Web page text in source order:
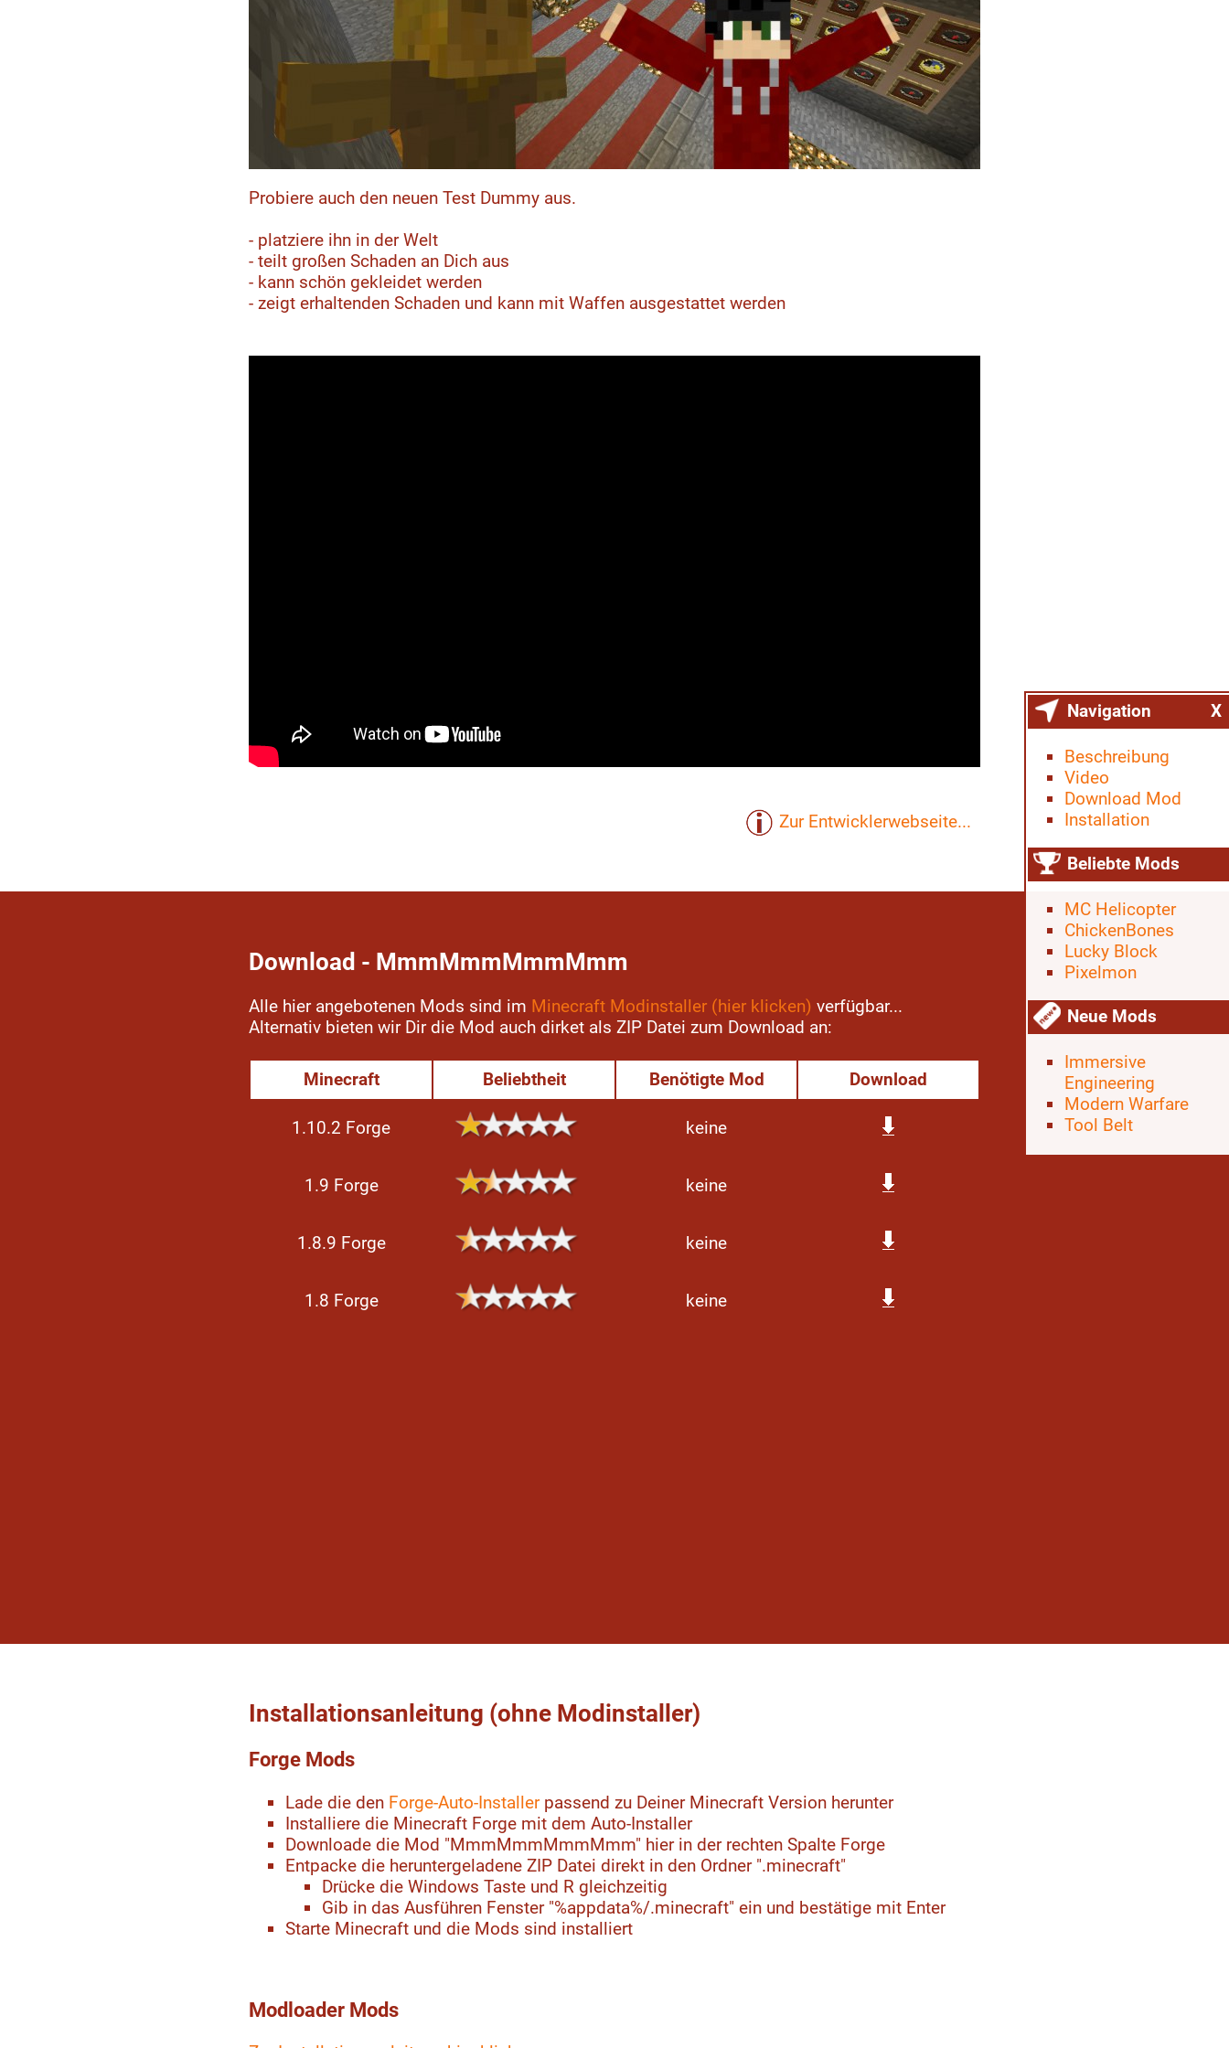
Probiere auch den neuen Test Dummy aus.
- platziere ihn in der Welt
- teilt großen Schaden an Dich aus
- kann schön gekleidet werden
- zeigt erhaltenden Schaden und kann mit Waffen ausgestattet werden
Zur Entwicklerwebseite...
Download - MmmMmmMmmMmm
Alle hier angebotenen Mods sind im Minecraft Modinstaller (hier klicken) verfügbar...
Alternativ bieten wir Dir die Mod auch dirket als ZIP Datei zum Download an:
Minecraft Beliebtheit Benötigte Mod Download
1.10.2 Forge keine
1.9 Forge keine
1.8.9 Forge keine
1.8 Forge keine
Installationsanleitung (ohne Modinstaller)
Forge Mods
Lade die den Forge-Auto-Installerpassend zu Deiner Minecraft Version herunter
Installiere die Minecraft Forge mit dem Auto-Installer
Downloade die Mod "MmmMmmMmmMmm" hier in der rechten Spalte Forge
Entpacke die heruntergeladene ZIP Datei direkt in den Ordner ".minecraft"
Drücke die Windows Taste und R gleichzeitig
Gib in das Ausführen Fenster "%appdata%/.minecraft" ein und bestätige mit Enter
Starte Minecraft und die Mods sind installiert
Modloader Mods
Navigation X
Beschreibung
Video
Download Mod
Installation
Beliebte Mods
MC Helicopter
ChickenBones
Lucky Block
Pixelmon
Neue Mods
Immersive
Engineering
Modern Warfare
Tool Belt